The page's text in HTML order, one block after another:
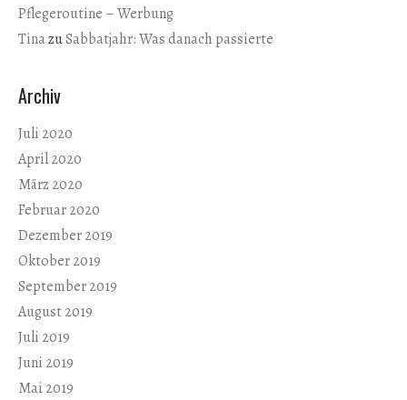
Pflegeroutine – Werbung
TinazuSabbatjahr: Was danach passierte
Archiv
Juli 2020
April 2020
März 2020
Februar 2020
Dezember 2019
Oktober 2019
September 2019
August 2019
Juli 2019
Juni 2019
Mai 2019